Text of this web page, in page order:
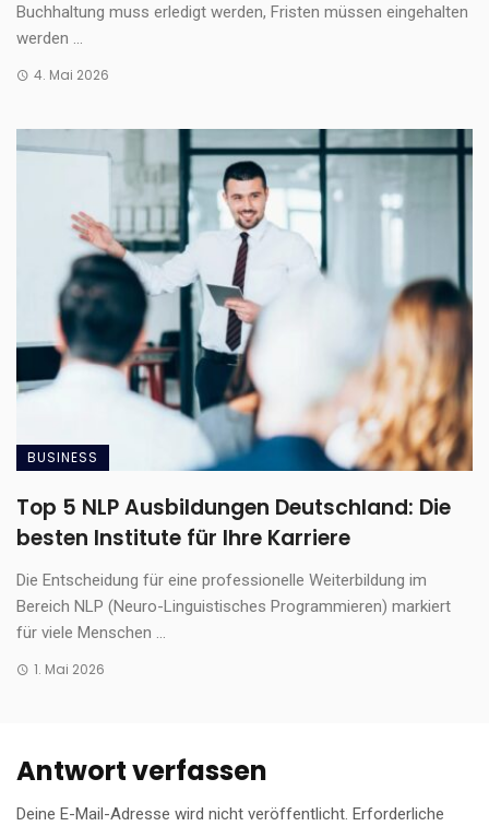
Buchhaltung muss erledigt werden, Fristen müssen eingehalten
werden ...
4. Mai 2026
BUSINESS
Top 5 NLP Ausbildungen Deutschland: Die
besten Institute für Ihre Karriere
Die Entscheidung für eine professionelle Weiterbildung im
Bereich NLP (Neuro-Linguistisches Programmieren) markiert
für viele Menschen ...
1. Mai 2026
Antwort verfassen
Deine E-Mail-Adresse wird nicht veröffentlicht. Erforderliche